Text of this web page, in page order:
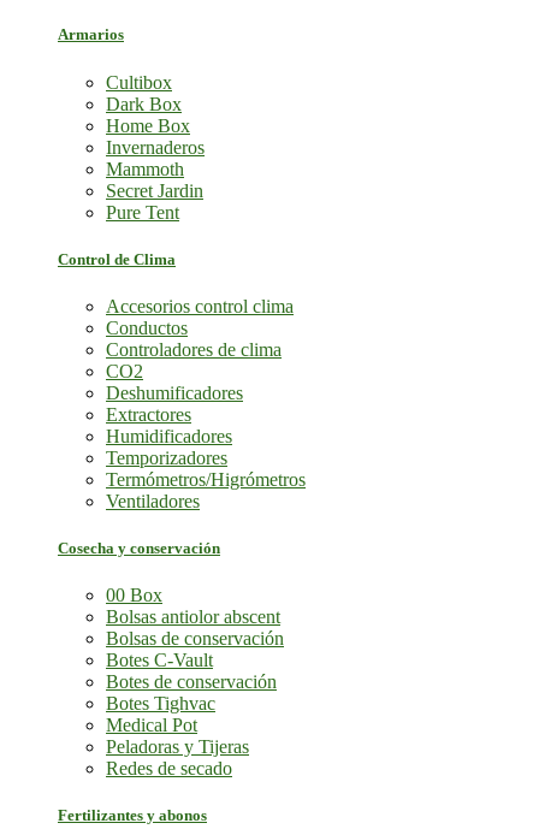
Armarios
Cultibox
Dark Box
Home Box
Invernaderos
Mammoth
Secret Jardin
Pure Tent
Control de Clima
Accesorios control clima
Conductos
Controladores de clima
CO2
Deshumificadores
Extractores
Humidificadores
Temporizadores
Termómetros/Higrómetros
Ventiladores
Cosecha y conservación
00 Box
Bolsas antiolor abscent
Bolsas de conservación
Botes C-Vault
Botes de conservación
Botes Tighvac
Medical Pot
Peladoras y Tijeras
Redes de secado
Fertilizantes y abonos